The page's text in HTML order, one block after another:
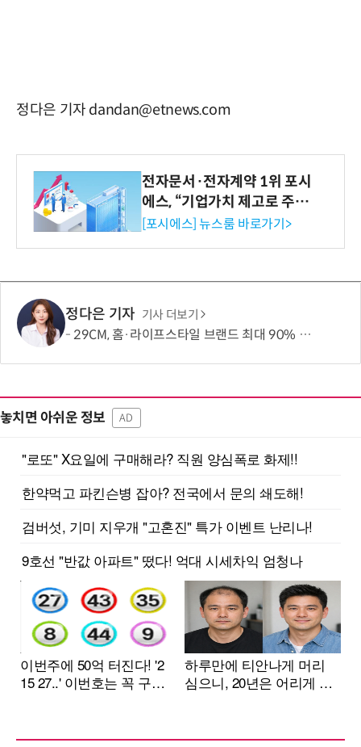
정다은 기자 dandan@etnews.com
전자문서·전자계약 1위 포시
에스, “기업가치 제고로 주주
환원 강화” 계획 공시
[포시에스] 뉴스룸 바로가기>
정다은 기자 기사 더보기
29CM, 홈·라이프스타일 브랜드 최대 90% 할인 '이구홈위크' 실시
놓치면 아쉬운 정보 AD